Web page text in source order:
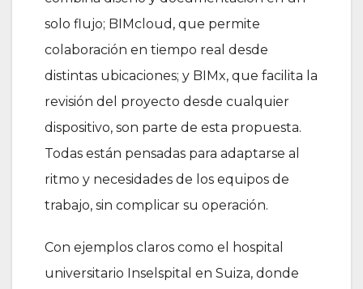
solo flujo; BIMcloud, que permite
colaboración en tiempo real desde
distintas ubicaciones; y BIMx, que facilita la
revisión del proyecto desde cualquier
dispositivo, son parte de esta propuesta.
Todas están pensadas para adaptarse al
ritmo y necesidades de los equipos de
trabajo, sin complicar su operación.
Con ejemplos claros como el hospital
universitario Inselspital en Suiza, donde